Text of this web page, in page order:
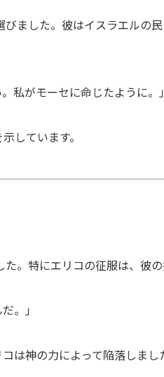
ました。彼はイスラエルの
私がモーセに命じたように。」
しています。
。特にエリコの征服は、彼の
。」
は神の力によって陥落しまし